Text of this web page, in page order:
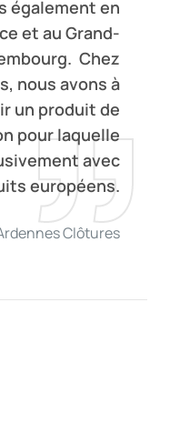
également en
et au Grand-
Chez
nous avons à
un produit de
pour laquelle
avec
européens.
Clôtures